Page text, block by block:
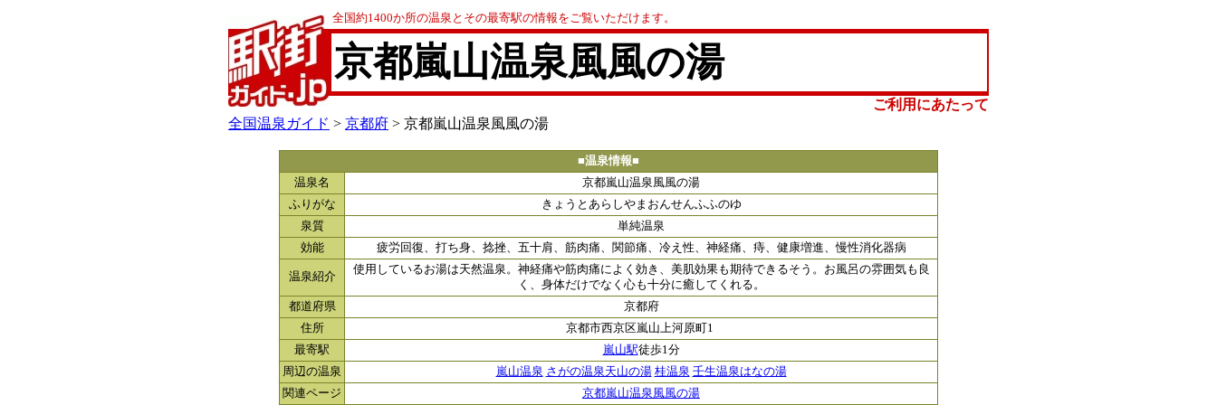
全国約1400か所の温泉とその最寄駅の情報をご覧いただけます。
京都嵐山温泉風風の湯
ご利用にあたって
全国温泉ガイド > 京都府 > 京都嵐山温泉風風の湯
■温泉情報■
温泉名
京都嵐山温泉風風の湯
ふりがな
きょうとあらしやまおんせんふふのゆ
泉質
単純温泉
効能
疲労回復、打ち身、捻挫、五十肩、筋肉痛、関節痛、冷え性、神経痛、痔、健康増進、慢性消化器病
温泉紹介
使用しているお湯は天然温泉。神経痛や筋肉痛によく効き、美肌効果も期待できるそう。お風呂の雰囲気も良
く、身体だけでなく心も十分に癒してくれる。
都道府県
京都府
住所
京都市西京区嵐山上河原町1
最寄駅
嵐山駅徒歩1分
周辺の温泉
嵐山温泉 さがの温泉天山の湯 桂温泉 壬生温泉はなの湯
関連ページ
京都嵐山温泉風風の湯